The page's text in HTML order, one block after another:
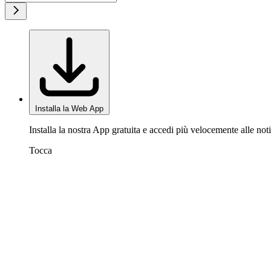
Installa la Web App
Installa la nostra App gratuita e accedi più velocemente alle
Tocca